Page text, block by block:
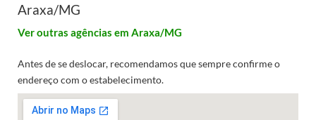
Araxa/MG
Ver outras agências em Araxa/MG
Antes de se deslocar, recomendamos que sempre confirme o
endereço com o estabelecimento.